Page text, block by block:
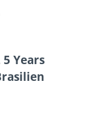
5 Years